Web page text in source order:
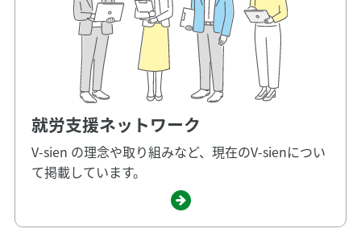
就労支援ネットワーク
V-sien の理念や取り組みなど、現在のV-sienについ
て掲載しています。